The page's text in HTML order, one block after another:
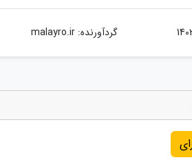
گردآورنده:malayro.ir